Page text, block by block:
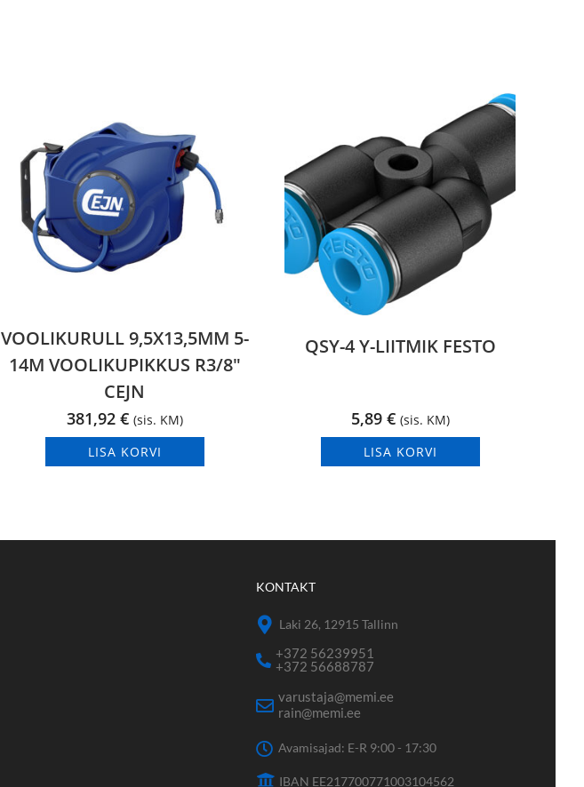
VOOLIKURULL 9,5X13,5MM 5-
14M VOOLIKUPIKKUS R3/8″
CEJN
381,92 € (sis. KM)
LISA KORVI
QSY-4 Y-LIITMIK FESTO
5,89 € (sis. KM)
LISA KORVI
KONTAKT
Laki 26, 12915 Tallinn
+372 56239951
+372 56688787
varustaja@memi.ee
rain@memi.ee
Avamisajad: E-R 9:00 - 17:30
IBAN EE217700771003104562